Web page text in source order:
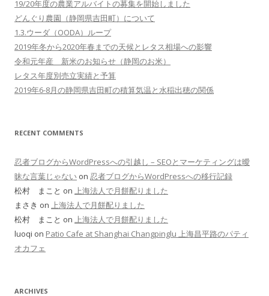
19/20年度の農業アルバイトの募集を開始しました
どんぐり農園（静岡県吉田町）について
1.3.ウーダ（OODA）ループ
2019年冬から2020年春までの天候とレタス相場への影響
令和元年産 新米のお知らせ（静岡のお米）
レタス年度別売立実績と予算
2019年6-8月の静岡県吉田町の積算気温と水稲出穂の関係
RECENT COMMENTS
忍者ブログからWordPressへの引越し – SEOとマーケティングは曖
昧な言葉じゃない on 忍者ブログからWordPressへの移行記録
松村 まこと on 上海法人で月餅配りました
まさき on 上海法人で月餅配りました
松村 まこと on 上海法人で月餅配りました
luoqi on Patio Cafe at Shanghai Changpinglu 上海昌平路のパティ
オカフェ
ARCHIVES